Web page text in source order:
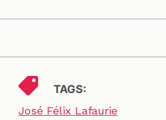
TAGS:
José Félix Lafaurie